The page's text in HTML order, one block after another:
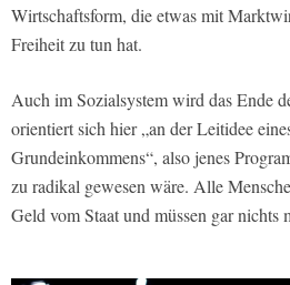
Wirtschaftsform, die etwas mit
Freiheit zu tun hat.
Auch im Sozialsystem wird das Ende
orientiert sich hier „an der Leitidee
Grundeinkommens“, also jenes
zu radikal gewesen wäre. Alle
Geld vom Staat und müssen gar nichts